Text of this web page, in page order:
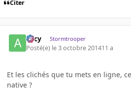
Citer
Arcy Stormtrooper
Posté(e) le 3 octobre 201411 a
Et les clichés que tu mets en ligne,
native ?